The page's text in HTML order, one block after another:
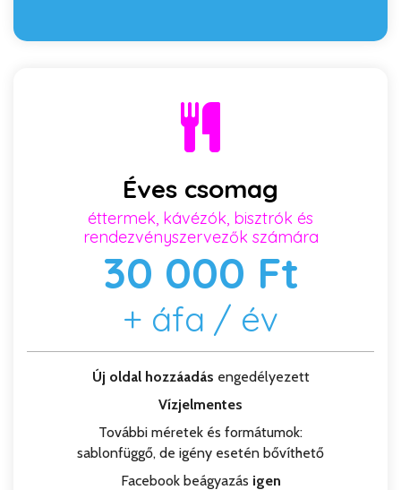
Éves csomag
éttermek, kávézók, bisztrók és
rendezvényszervezők számára
30 000 Ft
+ áfa / év
Új oldal hozzáadás engedélyezett
Vízjelmentes
További méretek és formátumok:
sablonfüggő, de igény esetén bővíthető
Facebook beágyazás igen